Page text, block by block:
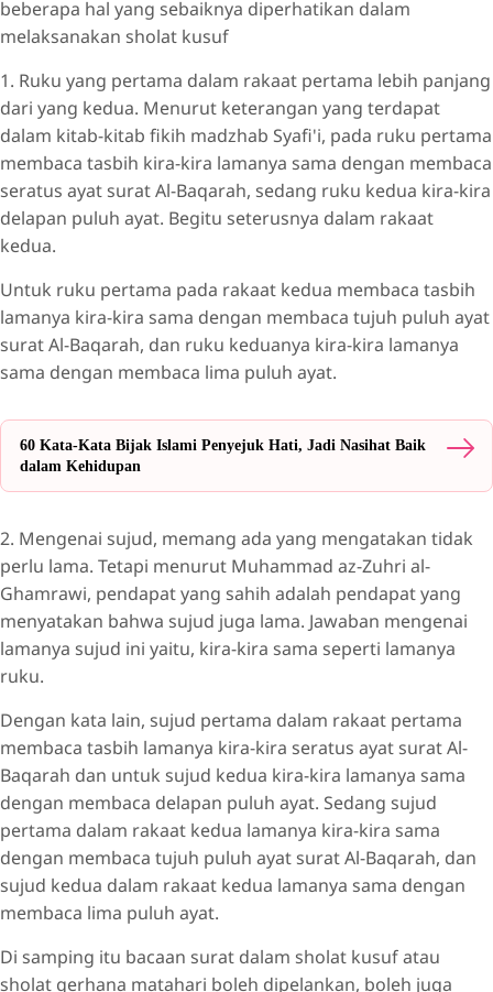
beberapa hal yang sebaiknya diperhatikan dalam
melaksanakan sholat kusuf
1. Ruku yang pertama dalam rakaat pertama lebih panjang
dari yang kedua. Menurut keterangan yang terdapat
dalam kitab-kitab fikih madzhab Syafi'i, pada ruku pertama
membaca tasbih kira-kira lamanya sama dengan membaca
seratus ayat surat Al-Baqarah, sedang ruku kedua kira-kira
delapan puluh ayat. Begitu seterusnya dalam rakaat
kedua.
Untuk ruku pertama pada rakaat kedua membaca tasbih
lamanya kira-kira sama dengan membaca tujuh puluh ayat
surat Al-Baqarah, dan ruku keduanya kira-kira lamanya
sama dengan membaca lima puluh ayat.
60 Kata-Kata Bijak Islami Penyejuk Hati, Jadi Nasihat Baik
dalam Kehidupan
2. Mengenai sujud, memang ada yang mengatakan tidak
perlu lama. Tetapi menurut Muhammad az-Zuhri al-
Ghamrawi, pendapat yang sahih adalah pendapat yang
menyatakan bahwa sujud juga lama. Jawaban mengenai
lamanya sujud ini yaitu, kira-kira sama seperti lamanya
ruku.
Dengan kata lain, sujud pertama dalam rakaat pertama
membaca tasbih lamanya kira-kira seratus ayat surat Al-
Baqarah dan untuk sujud kedua kira-kira lamanya sama
dengan membaca delapan puluh ayat. Sedang sujud
pertama dalam rakaat kedua lamanya kira-kira sama
dengan membaca tujuh puluh ayat surat Al-Baqarah, dan
sujud kedua dalam rakaat kedua lamanya sama dengan
membaca lima puluh ayat.
Di samping itu bacaan surat dalam sholat kusuf atau
sholat gerhana matahari boleh dipelankan, boleh juga